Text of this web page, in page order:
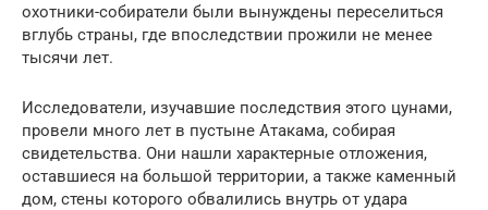
охотники-собиратели были вынуждены переселиться
вглубь страны, где впоследствии прожили не менее
тысячи лет.
Исследователи, изучавшие последствия этого цунами,
провели много лет в пустыне Атакама, собирая
свидетельства. Они нашли характерные отложения,
оставшиеся на большой территории, а также каменный
дом, стены которого обвалились внутрь от удара